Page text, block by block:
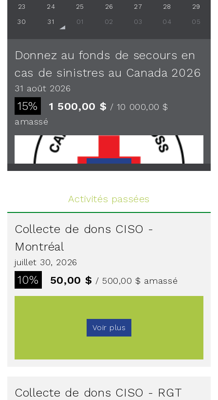
23 24 25 26 27 28 29
30 31 01 02 03 04 05
Donnez au fonds de secours en
cas de sinistres au Canada 2026
31 août 2026
15% 1 500,00 $ / 10 000,00 $
amassé
Voir plus
Activités passées
Collecte de dons CISO -
Montréal
juillet 30, 2026
10% 50,00 $ / 500,00 $ amassé
Voir plus
Collecte de dons CISO - RGT